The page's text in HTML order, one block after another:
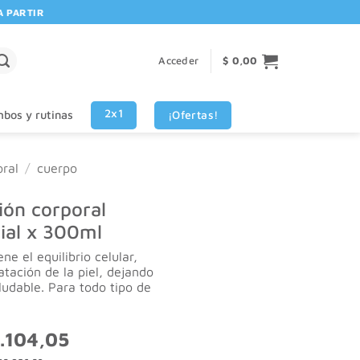
DE $80.000! 🚚 | 💳 3 CUOTAS SIN INTERES VISA - MASTERCARD
Acceder $ 0,00
y rutinas 2x1 ¡Ofertas!
/ cuerpo
corporal
x 300ml
el equilibrio celular,
de la piel, dejando
Para todo tipo de
El